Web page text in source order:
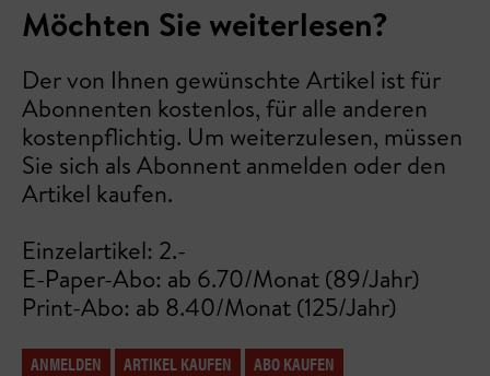
Möchten Sie weiterlesen?
Der von Ihnen gewünschte Artikel ist für
Abonnenten kostenlos, für alle anderen
kostenpflichtig. Um weiterzulesen, müssen
Sie sich als Abonnent anmelden oder den
Artikel kaufen.
Einzelartikel: 2.-
E-Paper-Abo: ab 6.70/Monat (89/Jahr)
Print-Abo: ab 8.40/Monat (125/Jahr)
ANMELDEN ARTIKEL KAUFEN ABO KAUFEN